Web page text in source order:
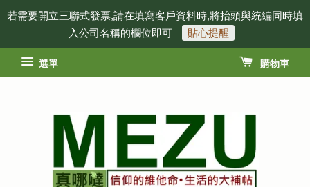
若需要開立三聯式發票,請在填寫客戶資料時,將抬頭與統編同時填
入公司名稱的欄位即可
貼心提醒
選單 購物車